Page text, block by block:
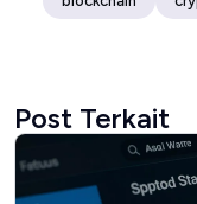
Post Terkait